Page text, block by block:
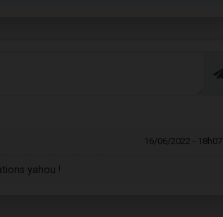
16/06/2022 - 18h07
yahou !